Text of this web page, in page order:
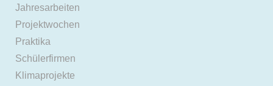
Jahresarbeiten
Projektwochen
Praktika
Schülerfirmen
Klimaprojekte